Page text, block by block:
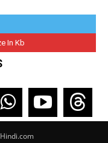
In Kb